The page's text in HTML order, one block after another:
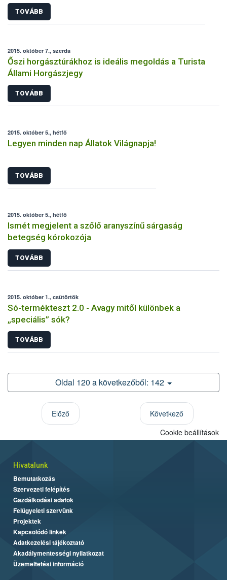
TOVÁBB
2015. október 7., szerda
Őszi horgásztúrákhoz is ideális megoldás a Turista
Állami Horgászjegy
TOVÁBB
2015. október 5., hétfő
Legyen minden nap Állatok Világnapja!
TOVÁBB
2015. október 5., hétfő
Ismét megjelent a szőlő aranyszínű sárgaság
betegség kórokozója
TOVÁBB
2015. október 1., csütörtök
Só-termékteszt 2.0 - Avagy mitől különbek a
„speciális” sók?
TOVÁBB
Oldal 120 a következőből: 142
Előző
Következő
Cookie beállítások
Hivatalunk
Bemutatkozás
Szervezeti felépítés
Gazdálkodási adatok
Felügyeleti szervünk
Projektek
Kapcsolódó linkek
Adatkezelési tájékoztató
Akadálymentességi nyilatkozat
Üzemeltetési információ